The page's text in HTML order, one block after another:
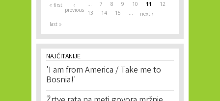
« first ‹
previous
… 7 8 9 10 11
12
13
14 15 …
next ›
last »
NAJČITANIJE
'I am from America / Take me to
Bosnia!'